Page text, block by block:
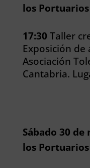
los
17:30 Taller
Exposición
Asociación
Cantabria.
Sábado 30
los